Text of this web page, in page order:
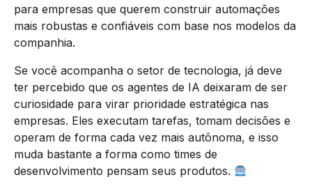
para empresas que querem construir automações
mais robustas e confiáveis com base nos modelos da
companhia.
Se você acompanha o setor de tecnologia, já deve
ter percebido que os agentes de IA deixaram de ser
curiosidade para virar prioridade estratégica nas
empresas. Eles executam tarefas, tomam decisões e
operam de forma cada vez mais autônoma, e isso
muda bastante a forma como times de
desenvolvimento pensam seus produtos.